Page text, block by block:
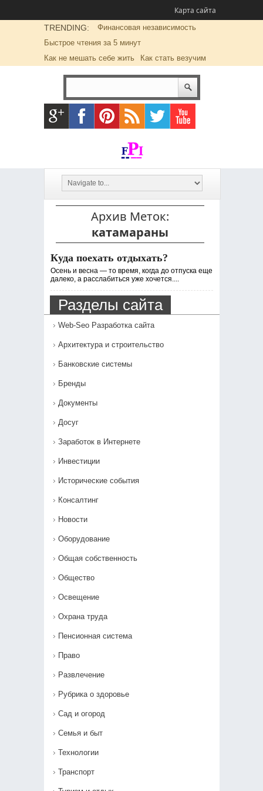
Карта сайта
TRENDING:
Финансовая независимость
Быстрое чтения за 5 минут
Как не мешать себе жить
Как стать везучим
Архив Меток:
катамараны
Куда поехать отдыхать?
Осень и весна — то время, когда до отпуска еще
далеко, а расслабиться уже хочется....
Разделы сайта
Web-Seo Разработка сайта
Архитектура и строительство
Банковские системы
Бренды
Документы
Досуг
Заработок в Интернете
Инвестиции
Исторические события
Консалтинг
Новости
Оборудование
Общая собственность
Общество
Освещение
Охрана труда
Пенсионная система
Право
Развлечение
Рубрика о здоровье
Сад и огород
Семья и быт
Технологии
Транспорт